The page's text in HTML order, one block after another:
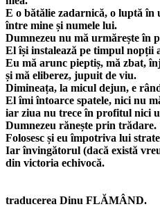
E o bătălie zadarnică, o luptă în
între mine și numele lui.
Dumnezeu nu mă urmărește în
El își instalează pe timpul nopții
Eu mă arunc pieptiș, mă zbat,
și mă eliberez, jupuit de viu.
Dimineața, la micul dejun, e
El îmi întoarce spatele, nici nu
iar ziua nu trece în profitul nici
Dumnezeu rănește prin trădare.
Folosesc și eu împotriva lui
Iar învingătorul (dacă există
din victoria echivocă.
traducerea Dinu FLĂMÂND.